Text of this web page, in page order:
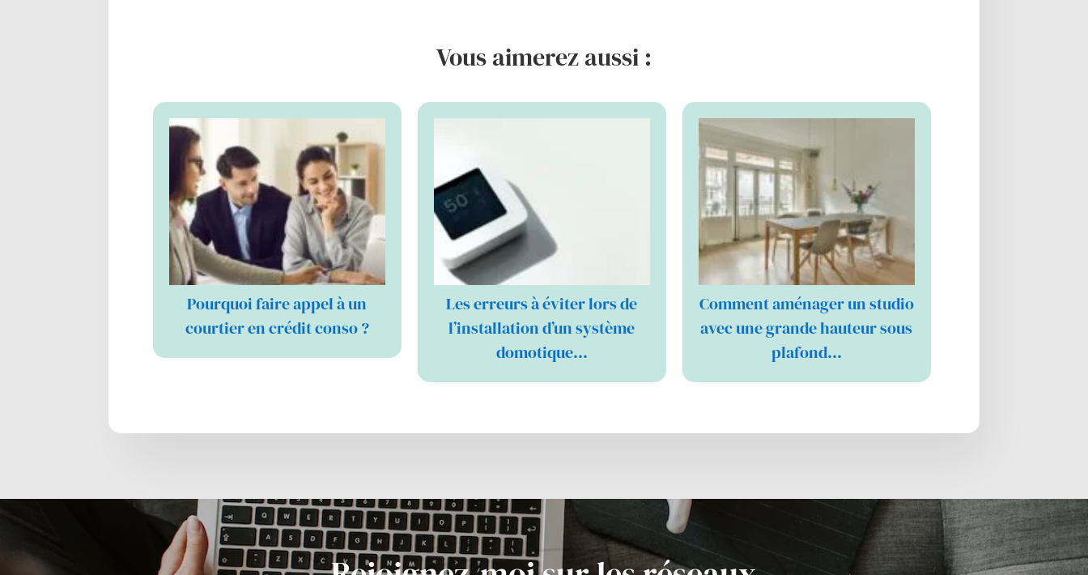
Vous aimerez aussi :
Pourquoi faire appel à un
courtier en crédit conso ?
Les erreurs à éviter lors de
l’installation d’un système
domotique…
Comment aménager un studio
avec une grande hauteur sous
plafond…